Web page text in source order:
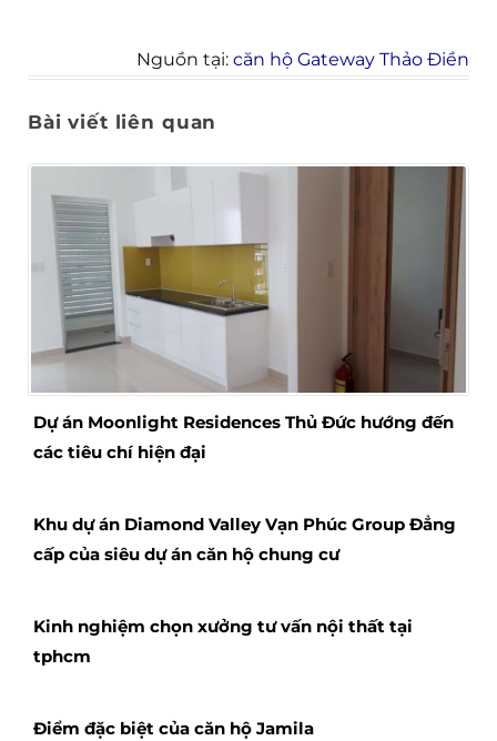
Nguồn tại: căn hộ Gateway Thảo Điền
Bài viết liên quan
Dự án Moonlight Residences Thủ Đức hướng đến
các tiêu chí hiện đại
Khu dự án Diamond Valley Vạn Phúc Group Đẳng
cấp của siêu dự án căn hộ chung cư
Kinh nghiệm chọn xưởng tư vấn nội thất tại
tphcm
Điểm đặc biệt của căn hộ Jamila